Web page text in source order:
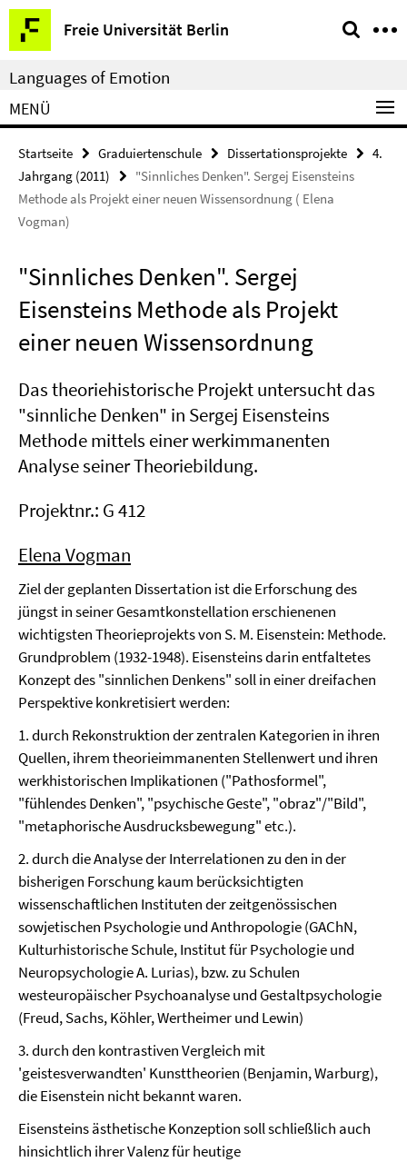
Springe
direkt
zu
Inhalt
Freie Universität Berlin
Service-
Navigation
Languages of Emotion
MENÜ
Startseite Graduiertenschule Dissertationsprojekte
4.
Jahrgang (2011)
"Sinnliches Denken". Sergej Eisensteins
Methode als Projekt einer neuen Wissensordnung ( Elena
Vogman)
"Sinnliches Denken". Sergej
Eisensteins Methode als Projekt
einer neuen Wissensordnung
Das theoriehistorische Projekt untersucht das
"sinnliche Denken" in Sergej Eisensteins
Methode mittels einer werkimmanenten
Analyse seiner Theoriebildung.
Projektnr.: G 412
Elena Vogman
Ziel der geplanten Dissertation ist die Erforschung des
jüngst in seiner Gesamtkonstellation erschienenen
wichtigsten Theorieprojekts von S. M. Eisenstein: Methode.
Grundproblem (1932-1948). Eisensteins darin entfaltetes
Konzept des "sinnlichen Denkens" soll in einer dreifachen
Perspektive konkretisiert werden:
1. durch Rekonstruktion der zentralen Kategorien in ihren
Quellen, ihrem theorieimmanenten Stellenwert und ihren
werkhistorischen Implikationen ("Pathosformel",
"fühlendes Denken", "psychische Geste", "obraz"/"Bild",
"metaphorische Ausdrucksbewegung" etc.).
2. durch die Analyse der Interrelationen zu den in der
bisherigen Forschung kaum berücksichtigten
wissenschaftlichen Instituten der zeitgenössischen
sowjetischen Psychologie und Anthropologie (GAChN,
Kulturhistorische Schule, Institut für Psychologie und
Neuropsychologie A. Lurias), bzw. zu Schulen
westeuropäischer Psychoanalyse und Gestaltpsychologie
(Freud, Sachs, Köhler, Wertheimer und Lewin)
3. durch den kontrastiven Vergleich mit
'geistesverwandten' Kunsttheorien (Benjamin, Warburg),
die Eisenstein nicht bekannt waren.
Eisensteins ästhetische Konzeption soll schließlich auch
hinsichtlich ihrer Valenz für heutige